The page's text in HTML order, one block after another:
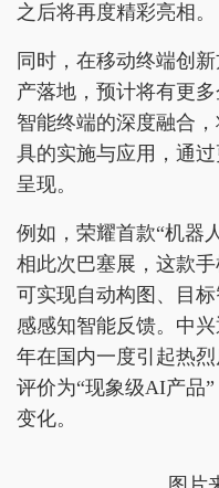
之后将再度精彩亮相。
同时，在移动终端创
产落地，预计将有更
智能终端的深度融合
具的实施与应用，通
呈现。
例如，荣耀首款“机器
相此次巴塞展，这款
可实现自动构图、目
感感知智能反馈。中
年在国内一度引起热
评价为“现象级AI产品
变化。